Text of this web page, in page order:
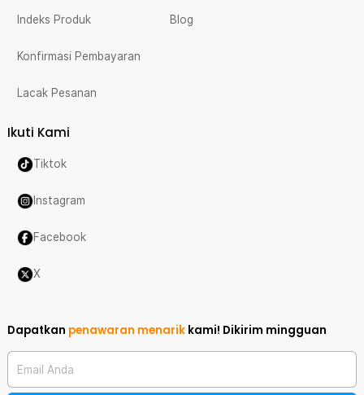
Indeks Produk
Konfirmasi Pembayaran
Lacak Pesanan
Blog
Ikuti Kami
Tiktok
Instagram
Facebook
X
Dapatkan penawaran menarik kami! Dikirim mingguan
Email Anda